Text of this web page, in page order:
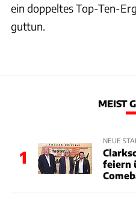
ein doppeltes Top-Ten-
guttun.
MEIST
1
NEUE
feiern